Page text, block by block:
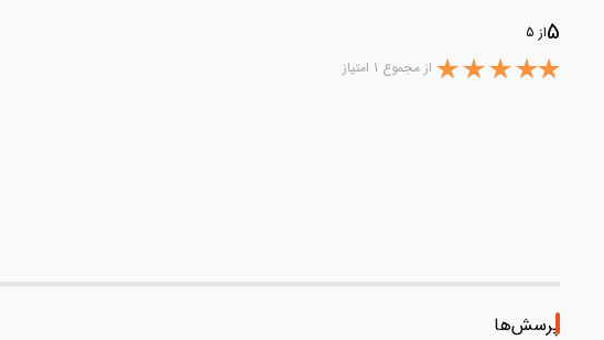
5از 5
از مجموع 1 امتیاز
پرسش‌ها